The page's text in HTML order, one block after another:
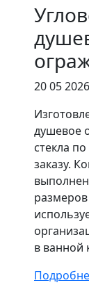
20 05 2026
душевое
стекла
заказу.
в ванной